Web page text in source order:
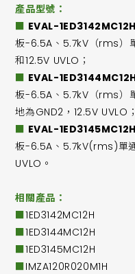
產品型號：
■ EVAL-
板-6.5A、5.7kV（rms）
和12.5V UVLO；
■ EVAL-
板-6.5A、5.7kV（rms）
地為GND2，12.5V UVLO；
■ EVAL-
板-6.5A、5.7kV(rms)單
UVLO。
相關產品：
■1ED3142MC12H
■1ED3144MC12H
■1ED3145MC12H
■IMZA120R020M1H